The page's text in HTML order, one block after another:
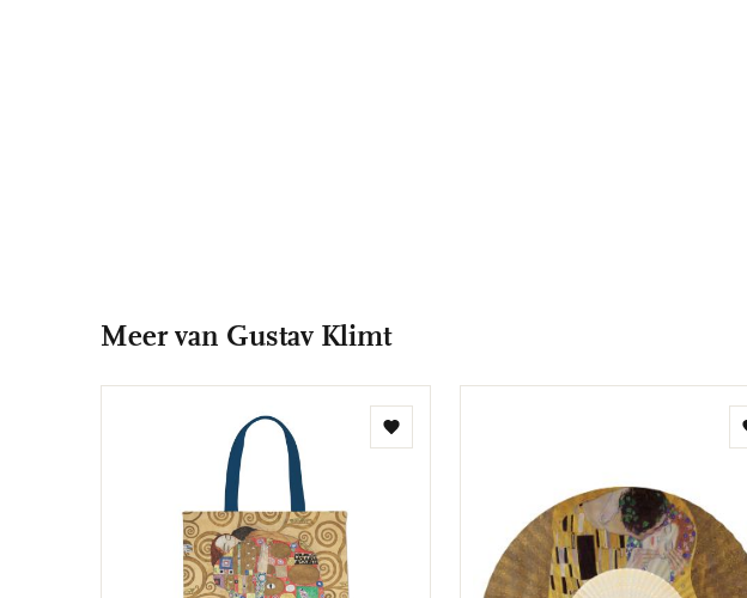
Meer van Gustav Klimt
Toevoegen